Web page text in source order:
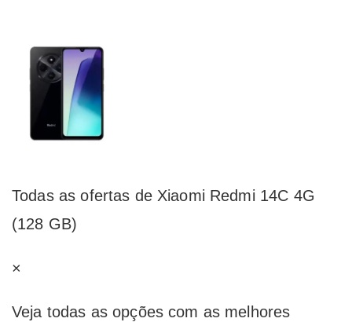
Todas as ofertas de Xiaomi Redmi 14C 4G
(128 GB)
×
Veja todas as opções com as melhores